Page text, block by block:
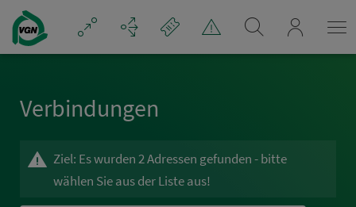
Navigation überspringen
Ver­bin­dungen
Ziel: Es wurden 2 Adressen gefunden - bitte
wählen Sie aus der Liste aus!